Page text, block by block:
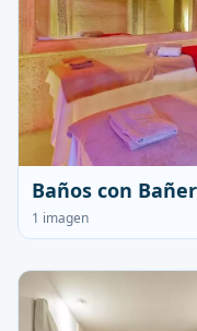
Baños con
1 imagen